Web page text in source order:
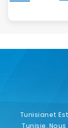
Tunisianet
Tunisie.